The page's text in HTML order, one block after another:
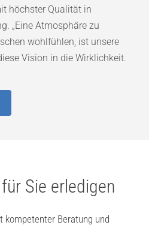
höchster Qualität in
„Eine Atmosphäre zu
wohlfühlen, ist unsere
Vision in die Wirklichkeit.
Sie erledigen
Beratung und